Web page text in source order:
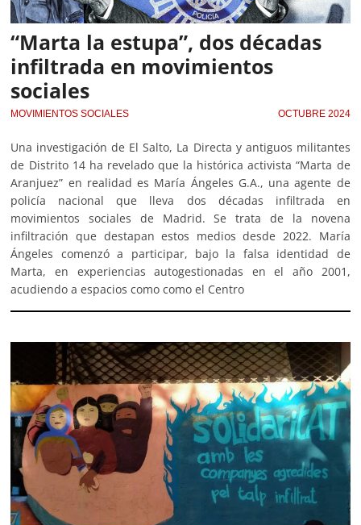
“Marta la estupa”, dos décadas
infiltrada en movimientos
sociales
MOVIMIENTOS SOCIALES OCTUBRE 2024
Una investigación de El Salto, La Directa y antiguos militantes
de Distrito 14 ha revelado que la histórica activista “Marta de
Aranjuez” en realidad es María Ángeles G.A., una agente de
policía nacional que lleva dos décadas infiltrada en
movimientos sociales de Madrid. Se trata de la novena
infiltración que destapan estos medios desde 2022. María
Ángeles comenzó a participar, bajo la falsa identidad de
Marta, en experiencias autogestionadas en el año 2001,
acudiendo a espacios como como el Centro